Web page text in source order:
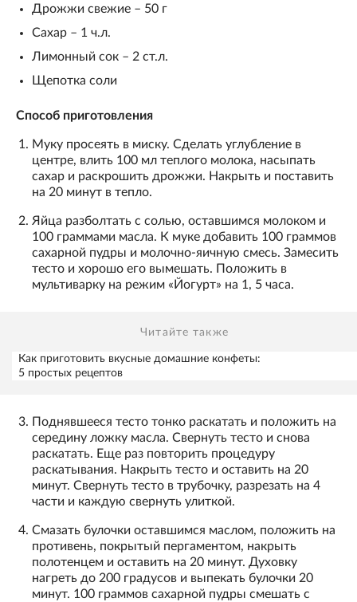
Дрожжи свежие – 50 г
Сахар – 1 ч.л.
Лимонный сок – 2 ст.л.
Щепотка соли
Способ приготовления
Муку просеять в миску. Сделать углубление в
центре, влить 100 мл теплого молока, насыпать
сахар и раскрошить дрожжи. Накрыть и поставить
на 20 минут в тепло.
Яйца разболтать с солью, оставшимся молоком и
100 граммами масла. К муке добавить 100 граммов
сахарной пудры и молочно-яичную смесь. Замесить
тесто и хорошо его вымешать. Положить в
мультиварку на режим «Йогурт» на 1, 5 часа.
Читайте также
Как приготовить вкусные домашние конфеты:
5 простых рецептов
Поднявшееся тесто тонко раскатать и положить на
середину ложку масла. Свернуть тесто и снова
раскатать. Еще раз повторить процедуру
раскатывания. Накрыть тесто и оставить на 20
минут. Свернуть тесто в трубочку, разрезать на 4
части и каждую свернуть улиткой.
Смазать булочки оставшимся маслом, положить на
противень, покрытый пергаментом, накрыть
полотенцем и оставить на 20 минут. Духовку
нагреть до 200 градусов и выпекать булочки 20
минут. 100 граммов сахарной пудры смешать с